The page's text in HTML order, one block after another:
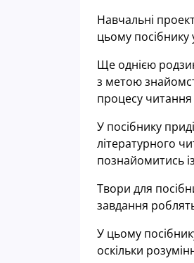
Навчальні
цьому посібнику
Ще однією
з метою
процесу
У посібнику
літературного
познайомитись
Твори для
завдання
У цьому
оскільки